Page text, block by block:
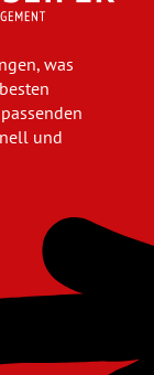
was
und